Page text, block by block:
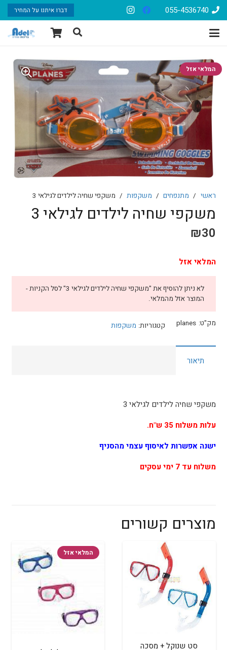
055-4536740 דברו איתנו על המחיר
המלאי אזל
ראשי / מתנפחים / משקפות / משקפי שחיה לילדים לגילאי 3
משקפי שחיה לילדים לגילאי 3
₪30
המלאי אזל
לא ניתן להוסיף את "משקפי שחיה לילדים לגילאי 3" לסל הקניות -
המוצר אזל מהמלאי.
מק"ט: planes קטגוריות: משקפות
תיאור
משקפי שחיה לילדים לגילאי 3
עלות משלוח 35 ש"ח.
ישנה אפשרות לאיסוף עצמי מהסניף
משלוח עד 7 ימי עסקים
מוצרים קשורים
סט שנוקל + מסכה
המלאי אזל